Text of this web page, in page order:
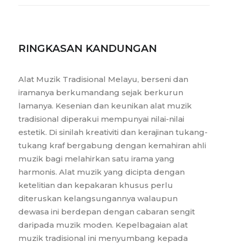
RINGKASAN KANDUNGAN
Alat Muzik Tradisional Melayu, berseni dan
iramanya berkumandang sejak berkurun
lamanya. Kesenian dan keunikan alat muzik
tradisional diperakui mempunyai nilai-nilai
estetik. Di sinilah kreativiti dan kerajinan tukang-
tukang kraf bergabung dengan kemahiran ahli
muzik bagi melahirkan satu irama yang
harmonis. Alat muzik yang dicipta dengan
ketelitian dan kepakaran khusus perlu
diteruskan kelangsungannya walaupun
dewasa ini berdepan dengan cabaran sengit
daripada muzik moden. Kepelbagaian alat
muzik tradisional ini menyumbang kepada